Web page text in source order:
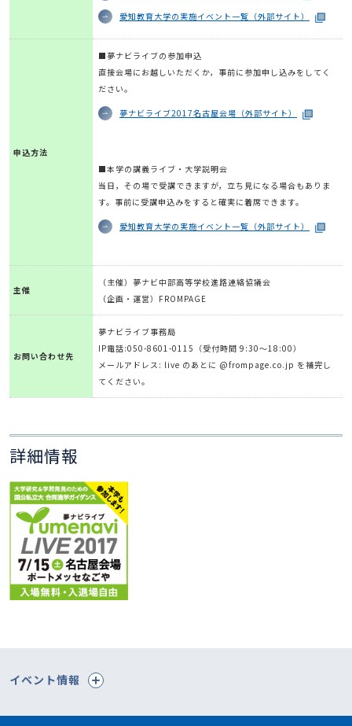
愛知教育大学の実施イベント一覧（外部サイト）
申込方法
■夢ナビライブの参加申込
直接会場にお越しいただくか，事前に参加申し込みをしてく
ださい。
夢ナビライブ2017名古屋会場（外部サイト）
■本学の講義ライブ・大学説明会
当日，その場で受講できますが，立ち見になる場合もありま
す。事前に受講申込みをすると確実に着席できます。
愛知教育大学の実施イベント一覧（外部サイト）
主催
（主催）夢ナビ中部高等学校進路連絡協議会
（企画・運営）FROMPAGE
お問い合わせ先
夢ナビライブ事務局
IP電話:050-8601-0115（受付時間 9:30～18:00）
メールアドレス: live のあとに @frompage.co.jp を補完し
てください。
詳細情報
イベント情報